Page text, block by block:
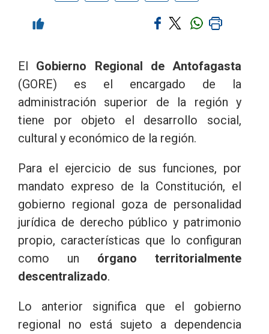
El Gobierno Regional de Antofagasta
(GORE) es el encargado de la
administración superior de la región y
tiene por objeto el desarrollo social,
cultural y económico de la región.
Para el ejercicio de sus funciones, por
mandato expreso de la Constitución, el
gobierno regional goza de personalidad
jurídica de derecho público y patrimonio
propio, características que lo configuran
como un órgano territorialmente
descentralizado.
Lo anterior significa que el gobierno
regional no está sujeto a dependencia